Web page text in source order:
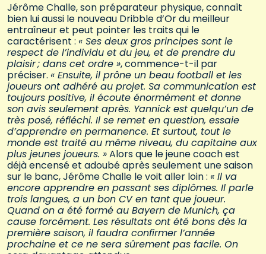
Jérôme Challe, son préparateur physique, connaît
bien lui aussi le nouveau Dribble d’Or du meilleur
entraîneur et peut pointer les traits qui le
caractérisent : « Ses deux gros principes sont le
respect de l’individu et du jeu, et de prendre du
plaisir ; dans cet ordre », commence-t-il par
préciser. « Ensuite, il prône un beau football et les
joueurs ont adhéré au projet. Sa communication est
toujours positive, il écoute énormément et donne
son avis seulement après. Yannick est quelqu’un de
très posé, réfléchi. Il se remet en question, essaie
d’apprendre en permanence. Et surtout, tout le
monde est traité au même niveau, du capitaine aux
plus jeunes joueurs. »Alors que le jeune coach est
déjà encensé et adoubé après seulement une saison
sur le banc, Jérôme Challe le voit aller loin : « Il va
encore apprendre en passant ses diplômes. Il parle
trois langues, a un bon CV en tant que joueur.
Quand on a été formé au Bayern de Munich, ça
cause forcément. Les résultats ont été bons dès la
première saison, il faudra confirmer l’année
prochaine et ce ne sera sûrement pas facile. On